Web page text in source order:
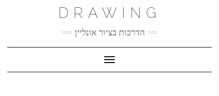
DRAWING
הדרכות בציור אונליין
Toggle Navigation